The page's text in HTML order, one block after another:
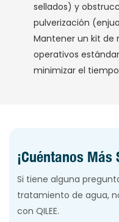
sellados) y
pulverización
Mantener un kit de
operativos
minimizar el
¡Cuéntanos
Si tiene alguna
tratamiento de agua,
con QILEE.